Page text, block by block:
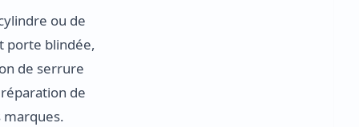
ou de
porte blindée,
de serrure
de